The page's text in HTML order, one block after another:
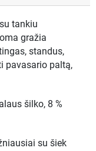
tankiu
gražia
standus,
pavasario paltą,
šilko, 8 %
su šiek